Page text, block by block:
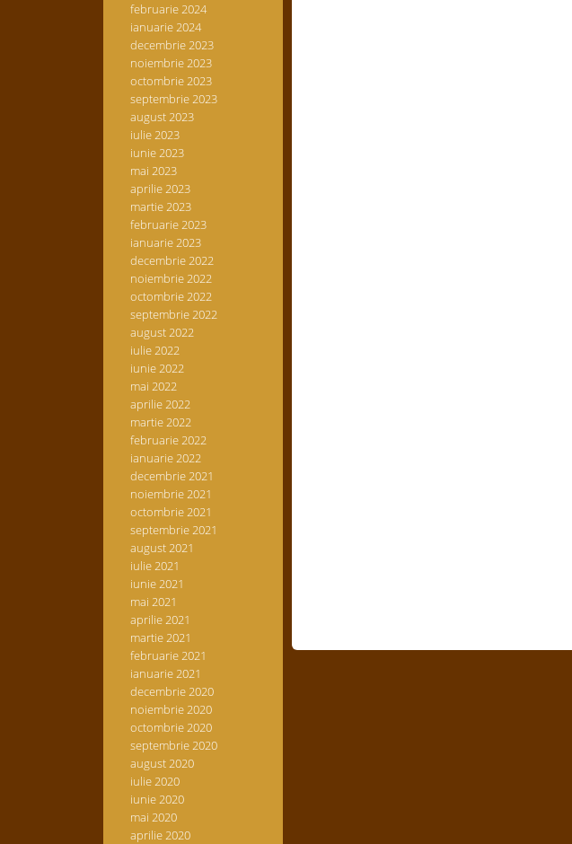
februarie 2024
ianuarie 2024
decembrie 2023
noiembrie 2023
octombrie 2023
septembrie 2023
august 2023
iulie 2023
iunie 2023
mai 2023
aprilie 2023
martie 2023
februarie 2023
ianuarie 2023
decembrie 2022
noiembrie 2022
octombrie 2022
septembrie 2022
august 2022
iulie 2022
iunie 2022
mai 2022
aprilie 2022
martie 2022
februarie 2022
ianuarie 2022
decembrie 2021
noiembrie 2021
octombrie 2021
septembrie 2021
august 2021
iulie 2021
iunie 2021
mai 2021
aprilie 2021
martie 2021
februarie 2021
ianuarie 2021
decembrie 2020
noiembrie 2020
octombrie 2020
septembrie 2020
august 2020
iulie 2020
iunie 2020
mai 2020
aprilie 2020